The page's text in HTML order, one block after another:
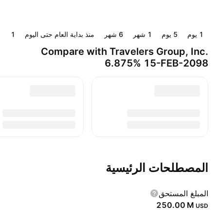
‎‎1‎ يوم ‎‎5‎ يوم ‎1‎ شهر ‎6‎ شهر منذ بداية العام حتى اليوم ‎1‎ سنة
Compare with Travelers Group, Inc.
6.875% 15-FEB-2098
المصطلحات الرئيسية
المبلغ المستحق
‪250.00 M‬ USD